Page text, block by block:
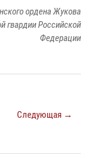
ордена Жукова
гвардии Российской
Федерации
Следующая →